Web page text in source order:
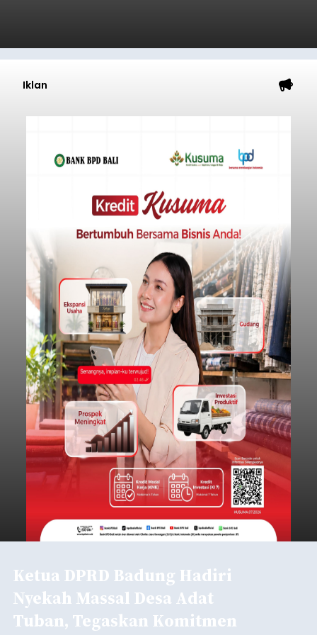
Iklan
Ketua DPRD Badung Hadiri
Nyekah Massal Desa Adat
Tuban, Tegaskan Komitmen